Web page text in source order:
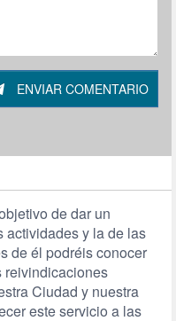
ENVIAR COMENTARIO
de dar un
actividades y la de las
de él podréis conocer
reivindicaciones
Ciudad y nuestra
este servicio a las